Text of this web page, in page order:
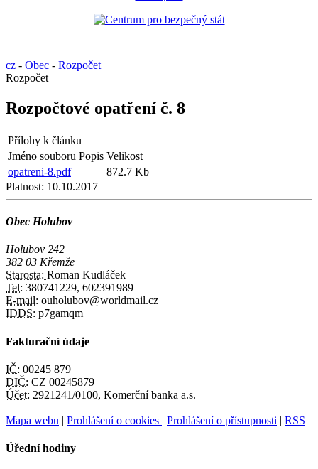
cz - Obec - Rozpočet
Rozpočet
Rozpočtové opatření č. 8
Přílohy k článku
Jméno souboru Popis Velikost
opatreni-8.pdf
872.7 Kb
Platnost: 10.10.2017
Obec Holubov
Holubov 242
382 03 Křemže
Starosta: Roman Kudláček
Tel: 380741229, 602391989
E-mail: ouholubov@worldmail.cz
IDDS: p7gamqm
Fakturační údaje
IČ: 00245 879
DIČ: CZ 00245879
Účet: 2921241/0100, Komerční banka a.s.
Mapa webu | Prohlášení o cookies | Prohlášení o přístupnosti | RSS
Úřední hodiny